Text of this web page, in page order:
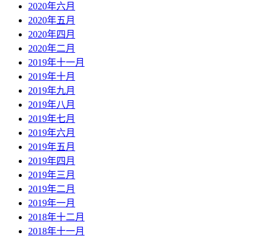
2020年六月
2020年五月
2020年四月
2020年二月
2019年十一月
2019年十月
2019年九月
2019年八月
2019年七月
2019年六月
2019年五月
2019年四月
2019年三月
2019年二月
2019年一月
2018年十二月
2018年十一月